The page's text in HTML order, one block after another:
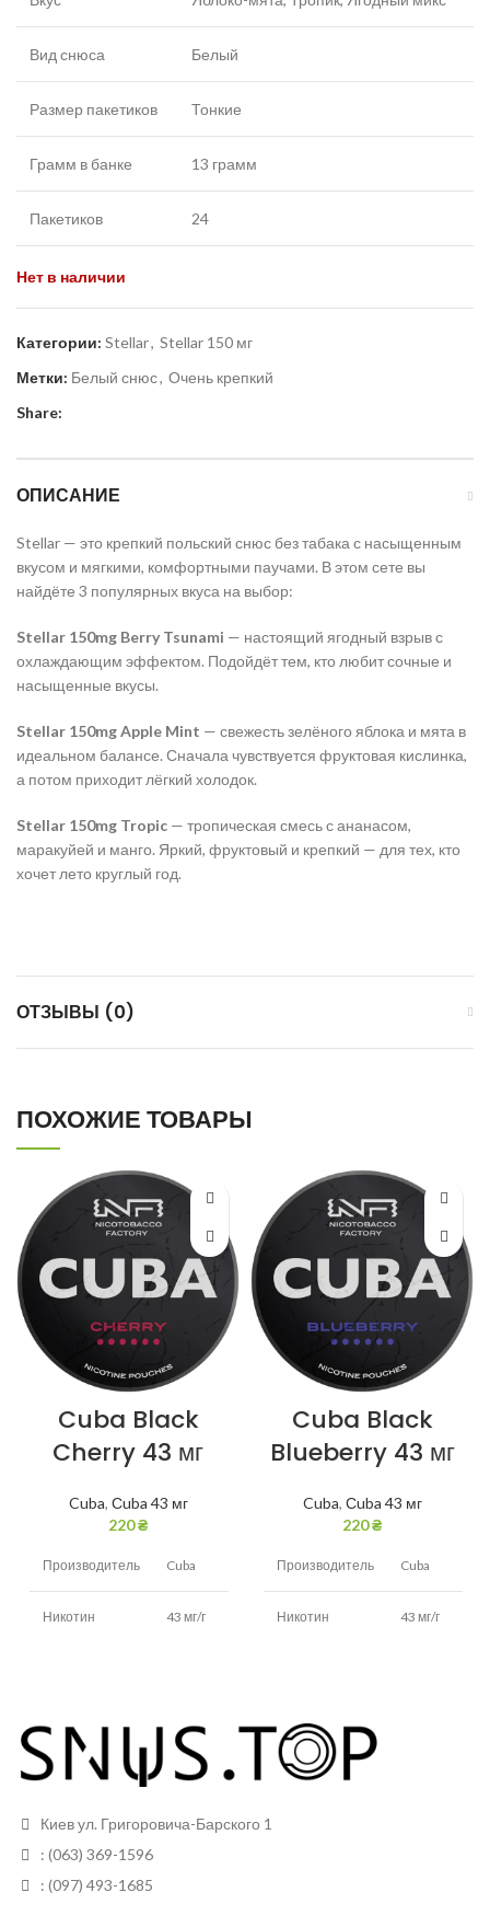
Вид снюса Белый
Размер пакетиков Тонкие
Грамм в банке 13 грамм
Пакетиков 24
Нет в наличии
Категории: Stellar, Stellar 150 мг
Метки: Белый снюс, Очень крепкий
Share:
ОПИСАНИЕ
Stellar — это крепкий польский снюс безтабака с насыщенным
вкусом и мягкими, комфортными паучами. Вэтом сете вы
найдёте 3 популярных вкуса на выбор:
Stellar 150mg Berry Tsunami — настоящий ягодный взрывс
охлаждающим эффектом. Подойдёттем, кто любитсочные и
насыщенные вкусы.
Stellar 150mgApple Mint — свежестьзелёного яблока и мята в
идеальном балансе. Сначала чувствуется фруктовая кислинка,
а потом приходит лёгкий холодок.
Stellar 150mg Tropic — тропическая смесьсананасом,
маракуйей и манго. Яркий, фруктовый и крепкий — для тех, кто
хочет лето круглый год.
ОТЗЫВЫ (0)
ПОХОЖИЕ ТОВАРЫ
Cuba Black
Cherry 43 мг
Cuba, Сuba 43 мг
220₴
Производитель Cuba
Никотин 43 мг/г
Вид снюса
черном
пакетике)
пакетиков
Cuba Black
Blueberry 43 мг
Cuba, Сuba 43 мг
220₴
Производитель Cuba
Никотин 43 мг/г
Вид снюса
Киев ул. Григоровича-Барского 1
: (063) 369-1596
: (097) 493-1685